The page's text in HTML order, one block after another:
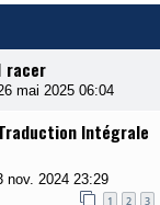
racer
mai 2025 06:04
Intégrale
nov. 2024 23:29
1 2 3